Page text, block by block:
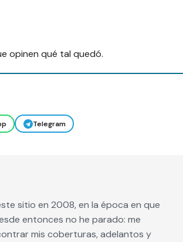
opinen qué tal quedó.
Telegram
sitio en 2008, en la época en que
entonces no he parado: me
mis coberturas, adelantos y